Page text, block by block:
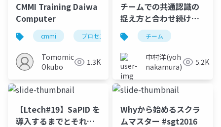
CMMI Training Daiwa
Computer
cmmi プロセス改善 spi
Tomomichi
Okubo
1.3K
チームでの共通認識の
捉え方と合わせ続け方 :
How to align and
keep common
recognition in the
team
チーム
中村洋(yoh
nakamura)
5.2K
【Ltech#19】SaPID を
導入するまでとそれか
Whyから始めるスクラ
ムマスター #sgt2016